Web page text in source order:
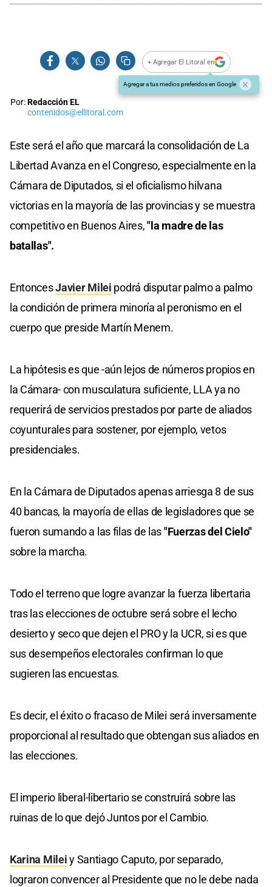
+ Agregar El Litoral en
Agregar a tus medios preferidos en Google
Por:Redacción EL
contenidos@ellitoral.com
Este será el año que marcará la consolidación de La
Libertad Avanza en el Congreso, especialmente en la
Cámara de Diputados, si el oficialismo hilvana
victorias en la mayoría de las provincias y se muestra
competitivo en Buenos Aires,"la madre de las
batallas".
EntoncesJavier Milei podrá disputar palmo a palmo
la condición de primera minoría al peronismo en el
cuerpo que preside Martín Menem.
La hipótesis es que -aún lejos de números propios en
la Cámara- con musculatura suficiente, LLA ya no
requerirá de servicios prestados por parte de aliados
coyunturales para sostener, por ejemplo, vetos
presidenciales.
En la Cámara de Diputados apenas arriesga 8 de sus
40 bancas, la mayoría de ellas de legisladores que se
fueron sumando a las filas de las"Fuerzas del Cielo"
sobre la marcha.
Todo el terreno que logre avanzar la fuerza libertaria
tras las elecciones de octubre será sobre el lecho
desierto y seco que dejen el PRO y la UCR, si es que
sus desempeños electorales confirman lo que
sugieren las encuestas.
Es decir, el éxito o fracaso de Milei será inversamente
proporcional al resultado que obtengan sus aliados en
las elecciones.
El imperio liberal-libertario se construirá sobre las
ruinas de lo que dejó Juntos por el Cambio.
Karina Mileiy Santiago Caputo, por separado,
lograron convencer al Presidente que no le debe nada